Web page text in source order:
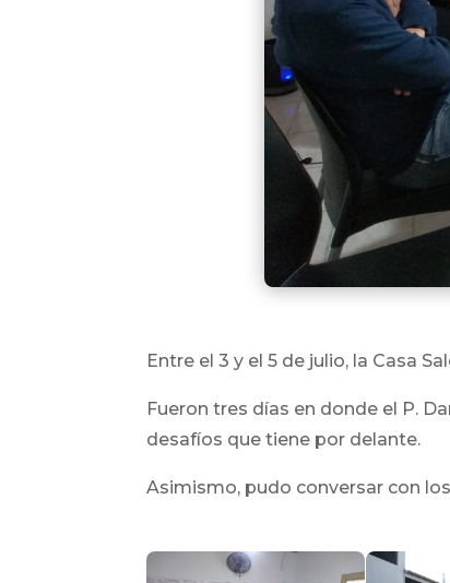
Entre el 3 y el 5 de julio, la Casa
Fueron tres días en donde el P.
desafíos que tiene por delante.
Asimismo, pudo conversar con